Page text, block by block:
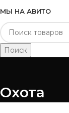
МЫ НА АВИТО
Поиск
Охота